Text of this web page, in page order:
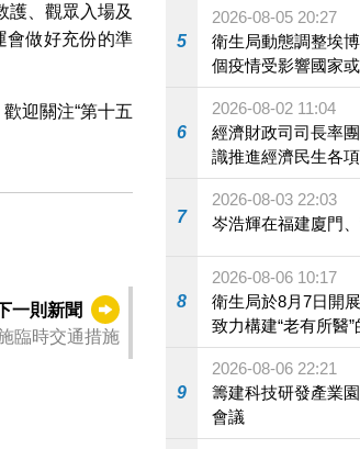
護、觀眾入場及
會做好充份的準
迎關注“第十五
一則新聞
臨時交通措施
5
2026-08-05 20:27
衛生局動態調整埃
個疫情受影響國家
施
6
2026-08-02 11:04
經濟財政司司長率
識推進經濟民生各
7
2026-08-03 22:03
岑浩輝在福建廈門
8
2026-08-06 10:17
衛生局於8月7日開
致力構建“老有所醫
9
2026-08-06 22:21
籌建科技研發產業
會議